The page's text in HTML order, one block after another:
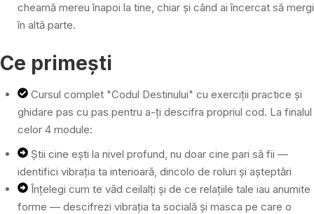
cheamă mereu înapoi la tine, chiar și când ai încercat să mergi
în altă parte.
Ce primești
Cursul complet "Codul Destinului" cu exerciții practice și
ghidare pas cu pas pentru a-ți descifra propriul cod. La finalul
celor 4 module:
Știi cine ești la nivel profund, nu doar cine pari să fii —
identifici vibrația ta interioară, dincolo de roluri și așteptări
Înțelegi cum te văd ceilalți și de ce relațiile tale iau anumite
forme — descifrezi vibrația ta socială și masca pe care o